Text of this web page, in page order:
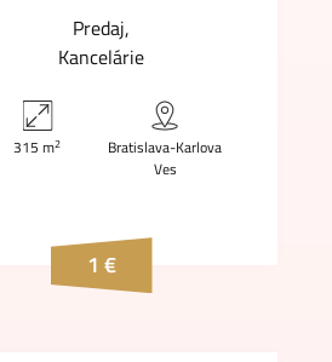
Predaj
Kancelárie
315 m2
Bratislava-Karlova
Ves
1 €